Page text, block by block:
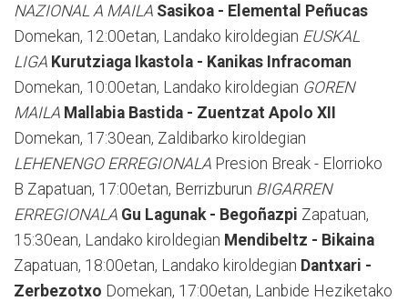
NAZIONAL A MAILA Sasikoa - Elemental Peñucas
Domekan, 12:00etan, Landako kiroldegian EUSKAL
LIGA Kurutziaga Ikastola - Kanikas Infracoman
Domekan, 10:00etan, Landako kiroldegian GOREN
MAILA Mallabia Bastida - Zuentzat Apolo XII
Domekan, 17:30ean, Zaldibarko kiroldegian
LEHENENGO ERREGIONALA Presion Break - Elorrioko
B Zapatuan, 17:00etan, Berrizburun BIGARREN
ERREGIONALA Gu Lagunak - Begoñazpi Zapatuan,
15:30ean, Landako kiroldegian Mendibeltz - Bikaina
Zapatuan, 18:00etan, Landako kiroldegian Dantxari -
Zerbezotxo Domekan, 17:00etan, Lanbide Heziketako